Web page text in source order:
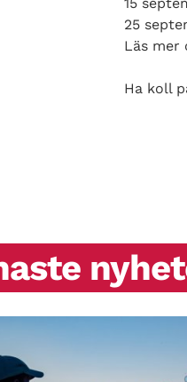
25
Läs mer
Ha koll